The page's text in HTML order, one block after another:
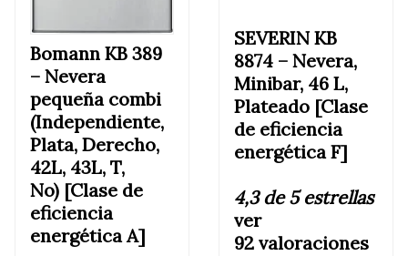
Bomann KB 389
– Nevera
pequeña combi
(Independiente,
Plata, Derecho,
42L, 43L, T,
No) [Clase de
eficiencia
energética A]
SEVERIN KB
8874 – Nevera,
Minibar, 46 L,
Plateado [Clase
de eficiencia
energética F]
4,3 de 5 estrellas
ver
92 valoraciones